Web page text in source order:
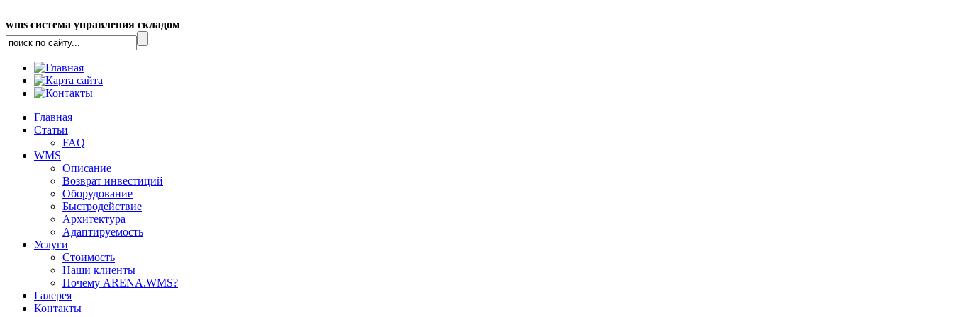
wms система управления складом
Главная
Статьи
FAQ
WMS
Описание
Возврат инвестиций
Оборудование
Быстродействие
Архитектура
Адаптируемость
Услуги
Стоимость
Наши клиенты
Почему ARENA.WMS?
Галерея
Контакты